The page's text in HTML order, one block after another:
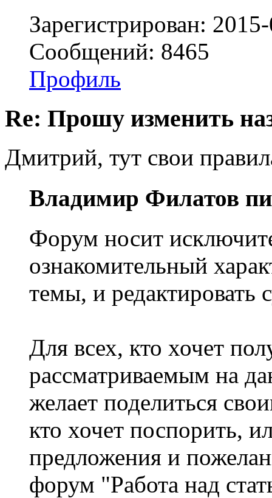
Зарегистрирован:
Сообщений: 8465
Профиль
Re: Прошу изменить
Дмитрий, тут свои
Владимир Филатов
Форум носит
ознакомительный
темы, и
Для всех, кто хочет
рассматриваемым на
желает поделиться
кто хочет поспорить,
предложения и
форум "Работа над